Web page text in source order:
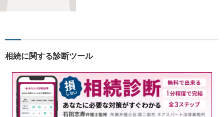
会話のキャッチボールを積み
いります。【韓国語対応可】
相続に関する診断ツール